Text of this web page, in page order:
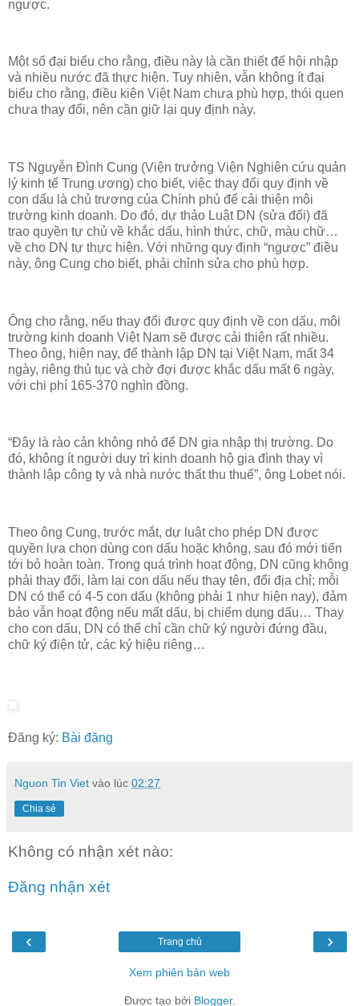
ngược.
Một số đại biểu cho rằng, điều này là cần thiết để hội nhập
và nhiều nước đã thực hiện. Tuy nhiên, vẫn không ít đại
biểu cho rằng, điều kiện Việt Nam chưa phù hợp, thói quen
chưa thay đổi, nên cần giữ lại quy định này.
TS Nguyễn Đình Cung (Viện trưởng Viện Nghiên cứu quản
lý kinh tế Trung ương) cho biết, việc thay đổi quy định về
con dấu là chủ trương của Chính phủ để cải thiện môi
trường kinh doanh. Do đó, dự thảo Luật DN (sửa đổi) đã
trao quyền tự chủ về khắc dấu, hình thức, chữ, màu chữ…
về cho DN tự thực hiện. Với những quy định “ngược” điều
này, ông Cung cho biết, phải chỉnh sửa cho phù hợp.
Ông cho rằng, nếu thay đổi được quy định về con dấu, môi
trường kinh doanh Việt Nam sẽ được cải thiện rất nhiều.
Theo ông, hiện nay, để thành lập DN tại Việt Nam, mất 34
ngày, riêng thủ tục và chờ đợi được khắc dấu mất 6 ngày,
với chi phí 165-370 nghìn đồng.
“Đây là rào cản không nhỏ để DN gia nhập thị trường. Do
đó, không ít người duy trì kinh doanh hộ gia đình thay vì
thành lập công ty và nhà nước thất thu thuế”, ông Lobet nói.
Theo ông Cung, trước mắt, dự luật cho phép DN được
quyền lựa chọn dùng con dấu hoặc không, sau đó mới tiến
tới bỏ hoàn toàn. Trong quá trình hoạt động, DN cũng không
phải thay đổi, làm lại con dấu nếu thay tên, đổi địa chỉ; mỗi
DN có thể có 4-5 con dấu (không phải 1 như hiện nay), đảm
bảo vẫn hoạt động nếu mất dấu, bị chiếm dụng dấu… Thay
cho con dấu, DN có thể chỉ cần chữ ký người đứng đầu,
chữ ký điện tử, các ký hiệu riêng…
Đăng ký: Bài đăng
Nguon Tin Viet vào lúc 02:27
Chia sẻ
Không có nhận xét nào:
Đăng nhận xét
‹ ›
Trang chủ
Xem phiên bản web
Được tạo bởi Blogger.